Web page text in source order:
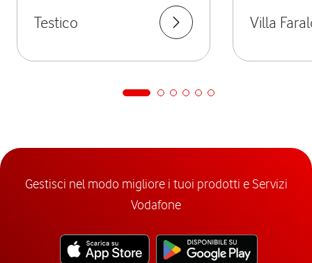
Testico Villa
Gestisci nel modo migliore i tuoi prodotti e Servizi
Vodafone